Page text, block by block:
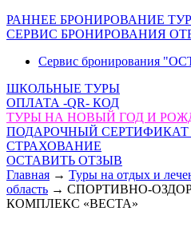
РАННЕЕ БРОНИРОВАНИЕ
СЕРВИС БРОНИРОВАНИЯ
Сервис бронирования
ШКОЛЬНЫЕ ТУРЫ
ОПЛАТА -QR- КОД
ТУРЫ НА НОВЫЙ ГОД И
ПОДАРОЧНЫЙ
СТРАХОВАНИЕ
ОСТАВИТЬ ОТЗЫВ
Главная → Туры на отдых и
область → СПОРТИВНО-
КОМПЛЕКС «ВЕСТА»